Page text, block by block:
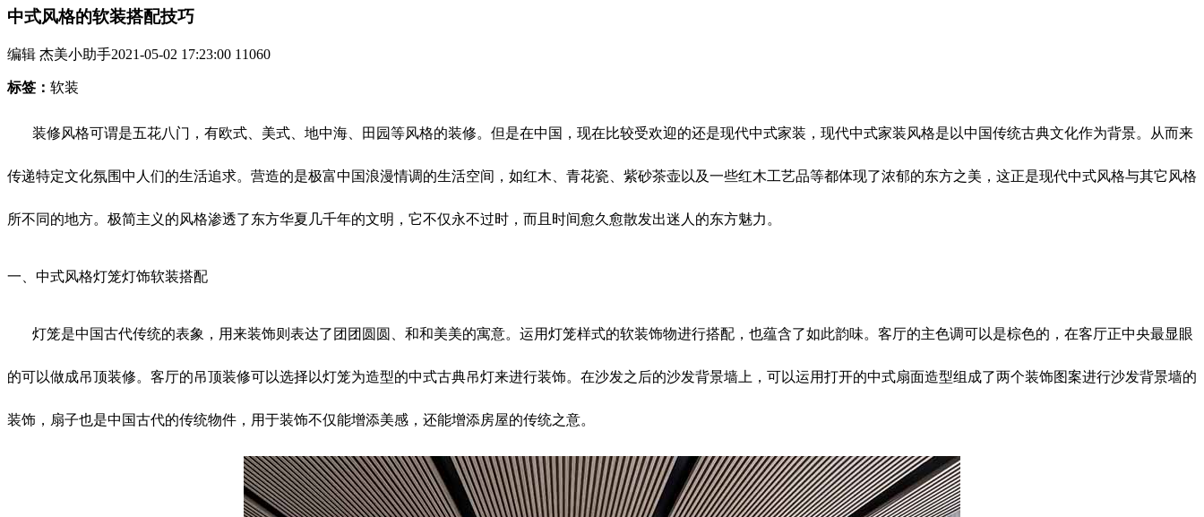
中式风格的软装搭配技巧
编辑 杰美小助手2021-05-02 17:23:00 11060
标签： 软装
装修风格可谓是五花八门，有欧式、美式、地中海、田园等风格的装修。但是在中国，现在比较受欢迎的还是现代中式家装，现代中式家装风格是以中国传统古典文化作为背景。从而来
传递特定文化氛围中人们的生活追求。营造的是极富中国浪漫情调的生活空间，如红木、青花瓷、紫砂茶壶以及一些红木工艺品等都体现了浓郁的东方之美，这正是现代中式风格与其它风格
所不同的地方。极简主义的风格渗透了东方华夏几千年的文明，它不仅永不过时，而且时间愈久愈散发出迷人的东方魅力。
一、中式风格灯笼灯饰软装搭配
灯笼是中国古代传统的表象，用来装饰则表达了团团圆圆、和和美美的寓意。运用灯笼样式的软装饰物进行搭配，也蕴含了如此韵味。客厅的主色调可以是棕色的，在客厅正中央最显眼
的可以做成吊顶装修。客厅的吊顶装修可以选择以灯笼为造型的中式古典吊灯来进行装饰。在沙发之后的沙发背景墙上，可以运用打开的中式扇面造型组成了两个装饰图案进行沙发背景墙的
装饰，扇子也是中国古代的传统物件，用于装饰不仅能增添美感，还能增添房屋的传统之意。